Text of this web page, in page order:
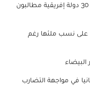
تأشيرة الدخول للولايات المتحدة: مواطنو 30 دولة إفريقية مطالبون
نسب ملئها رغم
في مواجهة التضارب